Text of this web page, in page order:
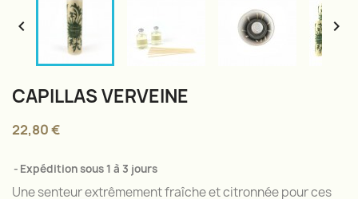
 
CAPILLAS VERVEINE
22,80 €
Expédition sous 1 à 3 jours
Une senteur extrêmement fraîche et citronnée pour ces